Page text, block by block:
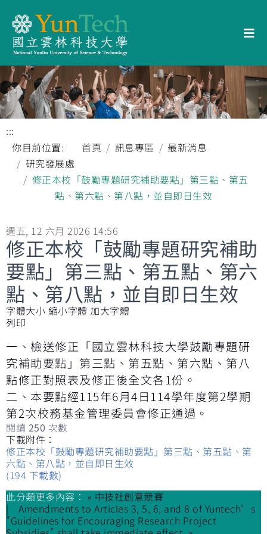
:::
你目前位置:
首頁 訊息專區
最新消息
研究發展處
修正本校「鼓勵專題研究補助要點」第三點、第五
點、第六點、第八點，並自即日生效
週五, 12 六月 2026 14:56
修正本校「鼓勵專題研究補助
要點」第三點、第五點、第六
點、第八點，並自即日生效
字體大小 縮小字體 加大字體
列印
一、檢送修正「國立雲林科技大學鼓勵專題研
究補助要點」第三點、第五點、第六點、第八
點修正對照表及修正後全文各1份。
二、本要點經115年6月4日114學年度第2學期
第2次校務基金管理委員會修正通過。
閱讀 250 次數
下載附件：
修正本校「鼓勵專題研究補助要點」第三點、第五點、第
六點、第八點，並自即日生效
(194 下載數)
此分類更多內容： « 中技社創意競賽
Amendments to Articles 3, 5, 6, and 8 of Yuntech’s
"Guidelines for Encouraging Research Project